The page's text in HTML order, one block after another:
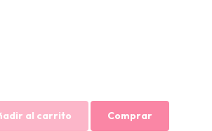
al carrito Comprar